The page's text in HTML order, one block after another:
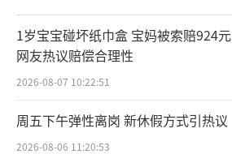
1岁宝宝碰坏纸巾盒 宝妈被索赔924元
网友热议赔偿合理性
2026-08-07 10:22:51
周五下午弹性离岗 新休假方式引热议
2026-08-06 11:20:53